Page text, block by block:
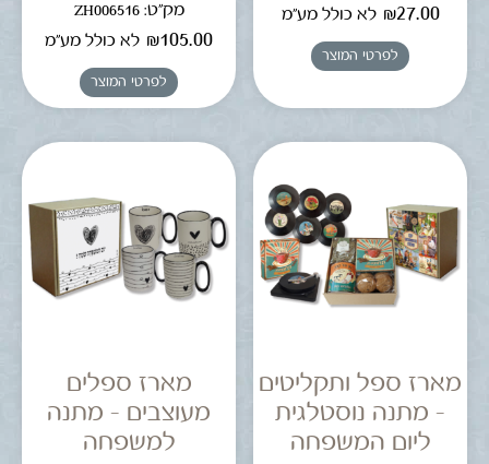
₪27.00 לא כולל מע"מ
לפרטי המוצר
מק"ט: ZH006516
₪105.00 לא כולל מע"מ
לפרטי המוצר
מארז ספל ותקליטים
– מתנה נוסטלגית
ליום המשפחה
מארז ספלים
מעוצבים – מתנה
למשפחה